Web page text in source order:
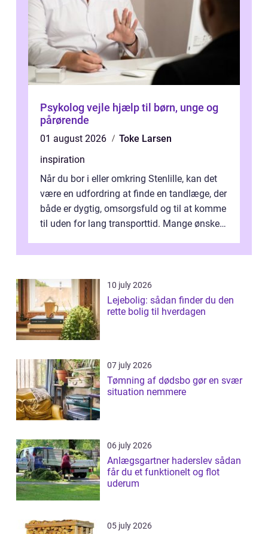
Psykolog vejle hjælp til børn, unge og
pårørende
01 august 2026
Toke Larsen
inspiration
Når du bor i eller omkring Stenlille, kan det
være en udfordring at finde en tandlæge, der
både er dygtig, omsorgsfuld og til at komme
til uden for lang transporttid. Mange ønsker
10 july 2026
Lejebolig: sådan finder du den
rette bolig til hverdagen
07 july 2026
Tømning af dødsbo gør en svær
situation nemmere
06 july 2026
Anlægsgartner haderslev sådan
får du et funktionelt og flot
uderum
05 july 2026